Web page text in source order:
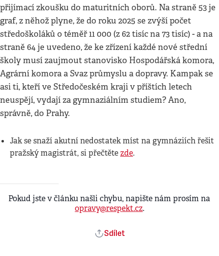
přijímací zkoušku do maturitních oborů. Na straně 53 je
graf, z něhož plyne, že do roku 2025 se zvýší počet
středoškoláků o téměř 11 000 (z 62 tisíc na 73 tisíc) - a na
straně 64 je uvedeno, že ke zřízení každé nové střední
školy musí zaujmout stanovisko Hospodářská komora,
Agrární komora a Svaz průmyslu a dopravy. Kampak se
asi ti, kteří ve Středočeském kraji v příštích letech
neuspějí, vydají za gymnaziálním studiem? Ano,
správně, do Prahy.
Jak se snaží akutní nedostatek míst na gymnáziích řešit
pražský magistrát, si přečtětezde.
Pokud jste v článku našli chybu, napište nám prosím na
opravy@respekt.cz.
Sdílet